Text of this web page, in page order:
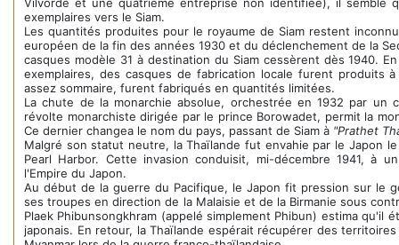
exemplaires vers le Siam.
Les quantités produites pour le royaume de Siam restent
européen de la fin des années 1930 et du déclenchement de la
casques modèle 31 à destination du Siam cessèrent dès 1940.
exemplaires, des casques de fabrication locale furent produits
assez sommaire, furent fabriqués en quantités limitées.
La chute de la monarchie absolue, orchestrée en 1932 par un
révolte monarchiste dirigée par le prince Borowadet, permit la
Ce dernier changea le nom du pays, passant de Siam à "Prathet
Malgré son statut neutre, la Thaïlande fut envahie par le Japon
Pearl Harbor. Cette invasion conduisit, mi-décembre 1941, à
l'Empire du Japon.
Au début de la guerre du Pacifique, le Japon fit pression sur le
ses troupes en direction de la Malaisie et de la Birmanie sous
Plaek Phibunsongkhram (appelé simplement Phibun) estima
japonais. En retour, la Thaïlande espérait récupérer des